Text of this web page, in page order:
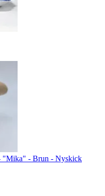
"Mika" - Brun - Nyskick